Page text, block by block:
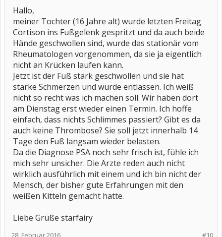
Hallo,
meiner Tochter (16 Jahre alt) wurde letzten Freitag
Cortison ins Fußgelenk gespritzt und da auch beide
Hände geschwollen sind, wurde das stationär vom
Rheumatologen vorgenommen, da sie ja eigentlich
nicht an Krücken laufen kann.
Jetzt ist der Fuß stark geschwollen und sie hat
starke Schmerzen und wurde entlassen. Ich weiß
nicht so recht was ich machen soll. Wir haben dort
am Dienstag erst wieder einen Termin. Ich hoffe
einfach, dass nichts Schlimmes passiert? Gibt es da
auch keine Thrombose? Sie soll jetzt innerhalb 14
Tage den Fuß langsam wieder belasten.
Da die Diagnose PSA noch sehr frisch ist, fühle ich
mich sehr unsicher. Die Ärzte reden auch nicht
wirklich ausführlich mit einem und ich bin nicht der
Mensch, der bisher gute Erfahrungen mit den
weißen Kitteln gemacht hatte.
Liebe Grüße starfairy
#10
28. Februar 2016